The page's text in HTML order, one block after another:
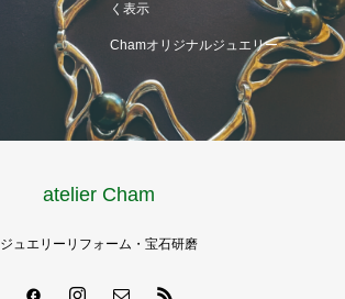
く表示
Chamオリジナルジュエリー
atelier Cham
ジュエリーリフォーム・宝石研磨